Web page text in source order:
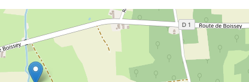
Voir sur OpenStreetMap